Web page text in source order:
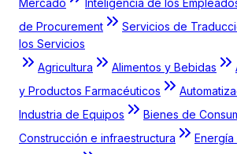
Mercado
Inteligencia de los
de Procurement
Servicios de
los Servicios
Agricultura
Alimentos y Bebidas
y Productos Farmacéuticos
Industria de Equipos
Bienes de
Construcción e infraestructura